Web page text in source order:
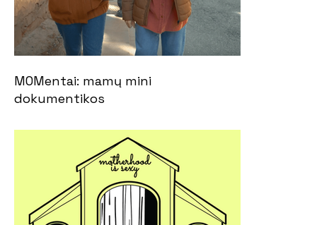
MOMentai: mamų mini
dokumentikos